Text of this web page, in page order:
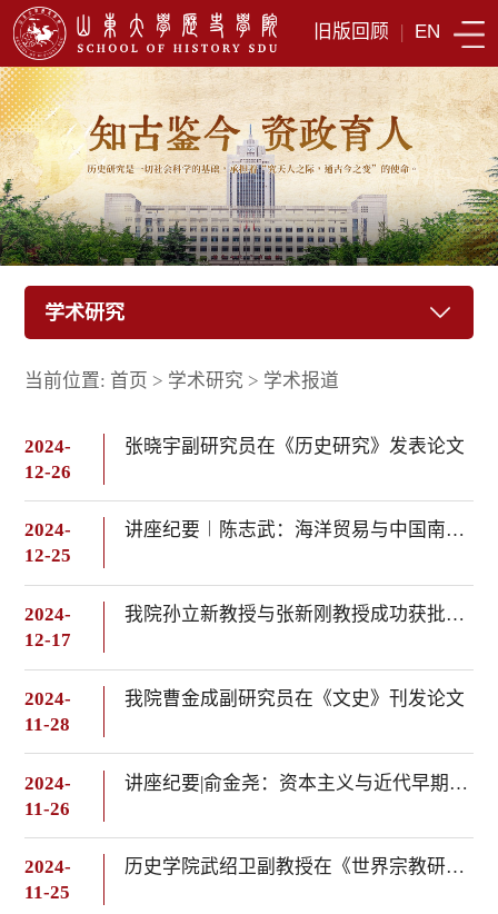
旧版回顾 | EN
学术研究
当前位置: 首页 > 学术研究 > 学术报道
2024-
12-26
张晓宇副研究员在《历史研究》发表论文
2024-
12-25
讲座纪要︱陈志武：海洋贸易与中国南方的崛起（700年-2010年）
2024-
12-17
我院孙立新教授与张新刚教授成功获批2024年国家社科基金重大项目
2024-
11-28
我院曹金成副研究员在《文史》刊发论文
2024-
11-26
讲座纪要|俞金尧：资本主义与近代早期世界史宏大叙事
2024-
11-25
历史学院武绍卫副教授在《世界宗教研究》发表论文